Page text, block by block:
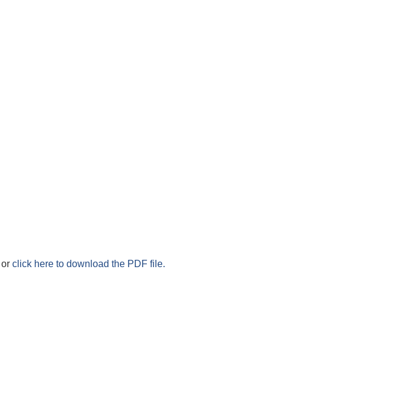
or click here to download the PDF file.